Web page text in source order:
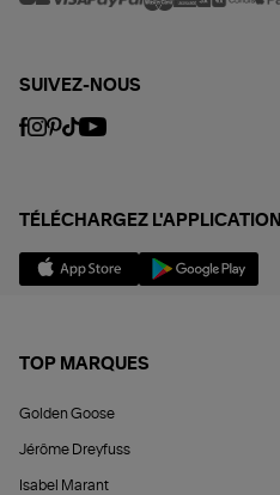
SUIVEZ-NOUS
TÉLÉCHARGEZ L'APPLICATION
TOP MARQUES
Golden Goose
Jérôme Dreyfuss
Isabel Marant